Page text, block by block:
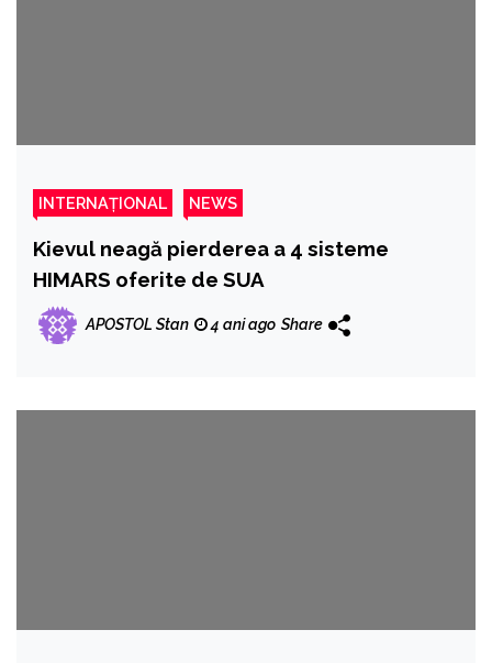
INTERNAȚIONAL NEWS
Kievul neagă pierderea a 4 sisteme
HIMARS oferite de SUA
APOSTOL Stan 4 ani ago Share